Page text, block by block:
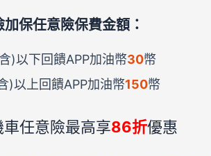
加保任意險保費金額：
)以下回饋APP加油幣30幣
)以上回饋APP加油幣150幣
車任意險最高享86折優惠